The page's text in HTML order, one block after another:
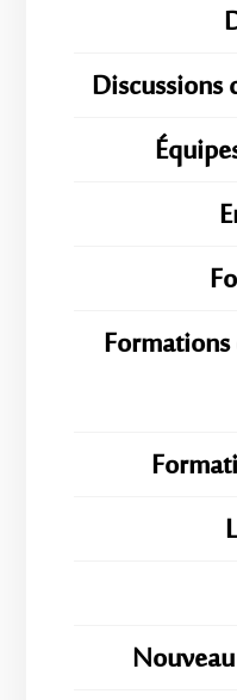
Discussions